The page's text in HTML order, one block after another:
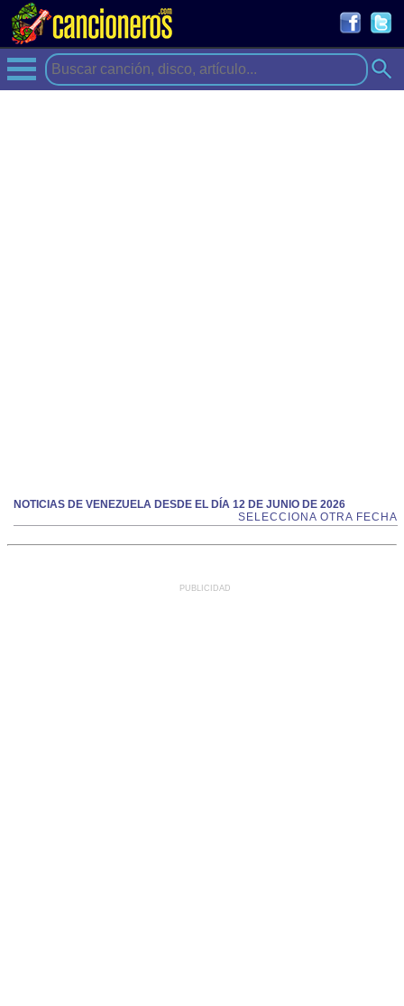
NOTICIAS DE VENEZUELA DESDE EL DÍA 12 DE JUNIO DE 2026
SELECCIONA OTRA FECHA
PUBLICIDAD